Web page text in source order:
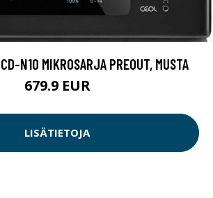
N10 MIKROSARJA PREOUT, MUSTA
679.9 EUR
LISÄTIETOJA